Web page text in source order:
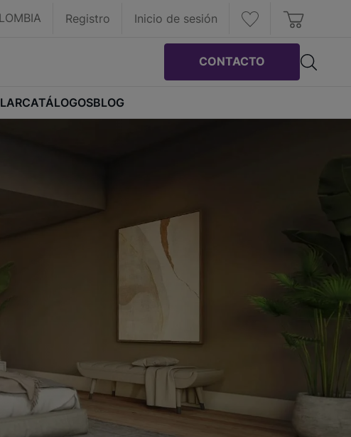
Registro Inicio de sesión
CONTACTO
CATÁLOGOSBLOG